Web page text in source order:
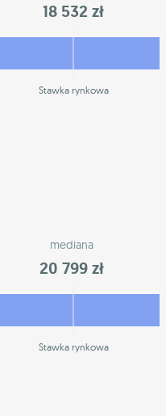
18 532 zł
Stawka rynkowa
mediana
20 799 zł
Stawka rynkowa